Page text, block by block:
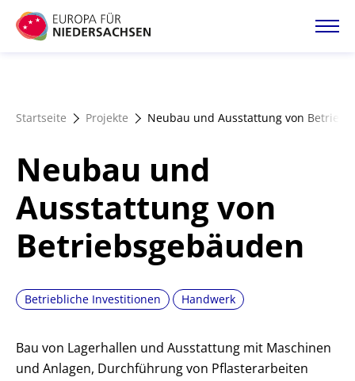
Direkt
zum
Förderangebote
Magazin
Startseite Projekte Neubau und Ausstattung von
Neubau und
Ausstattung von
Betriebsgebäuden
Betriebliche Investitionen Handwerk
Bau von Lagerhallen und Ausstattung mit Maschinen
und Anlagen, Durchführung von Pflasterarbeiten